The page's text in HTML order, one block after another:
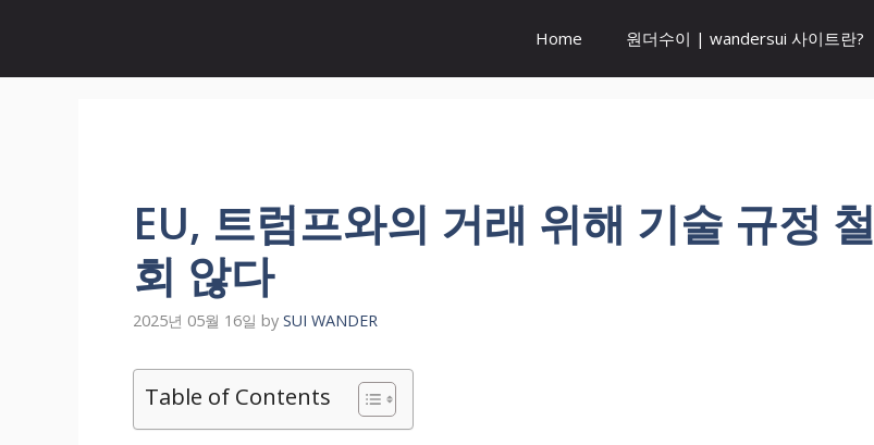
Home 원더수이 | wandersui 사이트란?
EU, 트럼프와의 거래 위해 기술 규정 철
회 않다
2025년 05월 16일 by SUI WANDER
Table of Contents